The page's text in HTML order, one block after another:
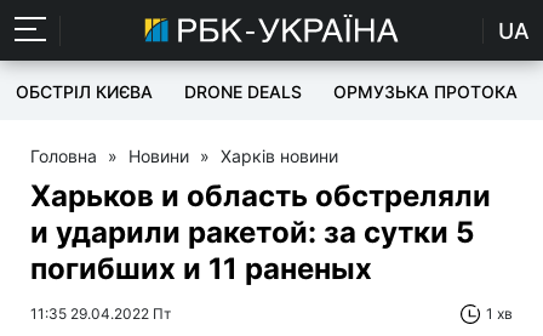
UA
ОБСТРІЛ КИЄВА DRONE DEALS ОРМУЗЬКА ПРОТОКА
Головна » Новини » Харків новини
Харьков и область обстреляли
и ударили ракетой: за сутки 5
погибших и 11 раненых
11:35 29.04.2022 Пт 1 хв